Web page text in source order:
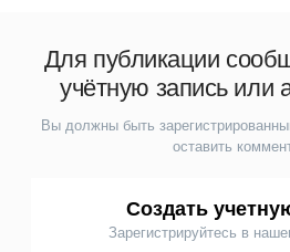
Для публикации
учётную запись или
Вы должны быть
оставить
Создать
Зарегистрируйтесь в